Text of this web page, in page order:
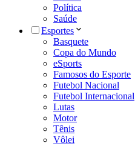
Política
Saúde
Esportes
Basquete
Copa do Mundo
eSports
Famosos do Esporte
Futebol Nacional
Futebol Internacional
Lutas
Motor
Tênis
Vôlei